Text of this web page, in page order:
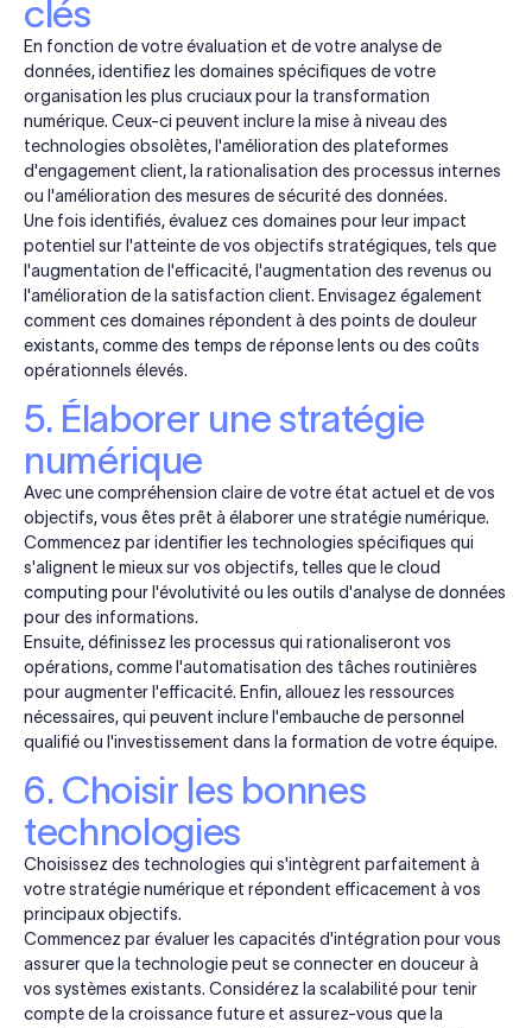
clés
En fonction de votre évaluation et de votre analyse de
données, identifiez les domaines spécifiques de votre
organisation les plus cruciaux pour la transformation
numérique. Ceux-ci peuvent inclure la mise à niveau des
technologies obsolètes, l'amélioration des plateformes
d'engagement client, la rationalisation des processus internes
ou l'amélioration des mesures de sécurité des données.
Une fois identifiés, évaluez ces domaines pour leur impact
potentiel sur l'atteinte de vos objectifs stratégiques, tels que
l'augmentation de l'efficacité, l'augmentation des revenus ou
l'amélioration de la satisfaction client. Envisagez également
comment ces domaines répondent à des points de douleur
existants, comme des temps de réponse lents ou des coûts
opérationnels élevés.
5. Élaborer une stratégie
numérique
Avec une compréhension claire de votre état actuel et de vos
objectifs, vous êtes prêt à élaborer une stratégie numérique.
Commencez par identifier les technologies spécifiques qui
s'alignent le mieux sur vos objectifs, telles que le cloud
computing pour l'évolutivité ou les outils d'analyse de données
pour des informations.
Ensuite, définissez les processus qui rationaliseront vos
opérations, comme l'automatisation des tâches routinières
pour augmenter l'efficacité. Enfin, allouez les ressources
nécessaires, qui peuvent inclure l'embauche de personnel
qualifié ou l'investissement dans la formation de votre équipe.
6. Choisir les bonnes
technologies
Choisissez des technologies qui s'intègrent parfaitement à
votre stratégie numérique et répondent efficacement à vos
principaux objectifs.
Commencez par évaluer les capacités d'intégration pour vous
assurer que la technologie peut se connecter en douceur à
vos systèmes existants. Considérez la scalabilité pour tenir
compte de la croissance future et assurez-vous que la